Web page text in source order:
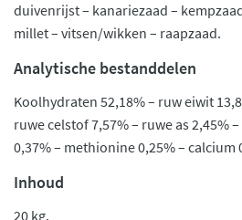
duivenrijst – kanariezaad –
millet – vitsen/wikken – raapzaad.
Analytische bestanddelen
Koolhydraten 52,18% – ruw eiwit
ruwe celstof 7,57% – ruwe as 2,45%
0,37% – methionine 0,25% – calcium
Inhoud
20 kg.